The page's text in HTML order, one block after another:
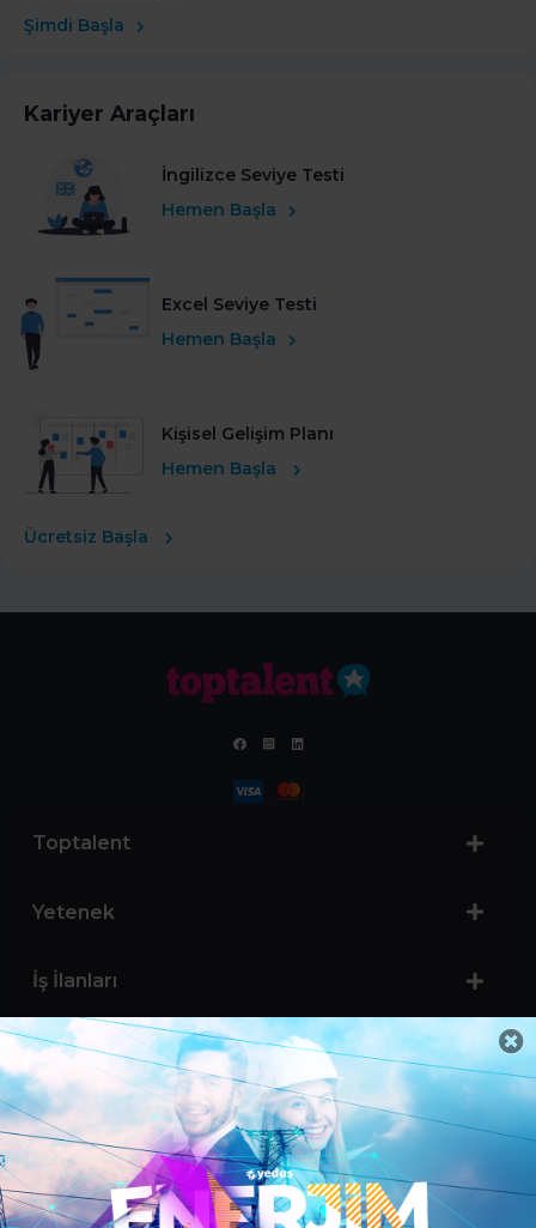
Şimdi Başla
Kariyer Araçları
İngilizce Seviye Testi
Hemen Başla
Excel Seviye Testi
Hemen Başla
Kişisel Gelişim Planı
Hemen Başla
Ücretsiz Başla
Toptalent
Yetenek
İş İlanları
Sertifika Programları
Yetenek Testleri
İşveren